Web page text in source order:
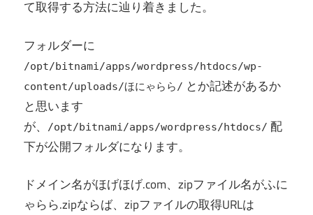
て取得する方法に辿り着きました。
フォルダーに
/opt/bitnami/apps/wordpress/htdocs/wp-
content/uploads/ほにゃらら/ とか記述があるか
と思います
が、
/opt/bitnami/apps/wordpress/htdocs/ 配
下が公開フォルダになります。
ドメイン名がほげほげ.com、zipファイル名がふに
ゃらら.zipならば、zipファイルの取得URLは